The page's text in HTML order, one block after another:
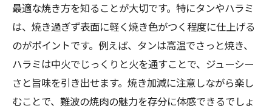
難波で焼肉好きが選ぶ厚切りメニューの魅
力
タンとハラミを美味しく焼くコツを伝授
難波で焼肉で贅沢気分を味わう方法
焼肉好きが選ぶ難波駅周辺の楽しみ方
最適な焼き方を知ることが大切です。特にタンやハラミ
は、焼き過ぎず表面に軽く焼き色がつく程度に仕上げる
のがポイントです。例えば、タンは高温でさっと焼き、
ハラミは中火でじっくりと火を通すことで、ジューシー
さと旨味を引き出せます。焼き加減に注意しながら楽し
むことで、難波の焼肉の魅力を存分に体感できるでしょ